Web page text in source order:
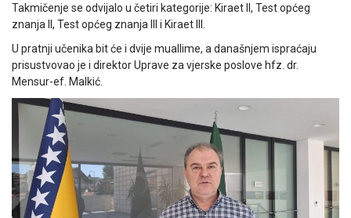
Takmičenje se odvijalo u četiri kategorije: Kiraet II, Test općeg
znanja II, Test općeg znanja III i Kiraet III.
U pratnji učenika bit će i dvije muallime, a današnjem ispraćaju
prisustvovao je i direktor Uprave za vjerske poslove hfz. dr.
Mensur-ef. Malkić.